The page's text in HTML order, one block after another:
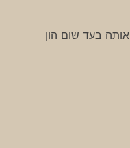
בעד שום הון